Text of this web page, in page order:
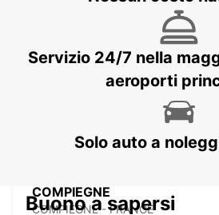
COMPIEGNE STAZIONE
COMPIEGNE - FRANCE
COMPIEGNE
COMPIEGNE - FRANCE
Servizio 24/7 nella
aeroporti
Solo auto a
Buono a sapersi